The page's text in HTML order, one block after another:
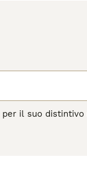
il suo
contro
cordate.